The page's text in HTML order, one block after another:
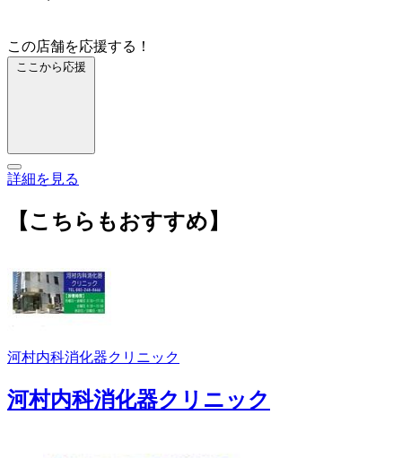
この店舗を応援する！
ここから応援
詳細を見る
【こちらもおすすめ】
河村内科消化器クリニック
河村内科消化器クリニック